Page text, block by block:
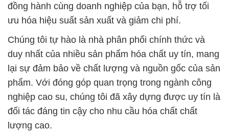
đồng hành cùng doanh nghiệp của bạn, hỗ trợ tối
ưu hóa hiệu suất sản xuất và giảm chi phí.
Chúng tôi tự hào là nhà phân phối chính thức và
duy nhất của nhiều sản phẩm hóa chất uy tín, mang
lại sự đảm bảo về chất lượng và nguồn gốc của sản
phẩm. Với đóng góp quan trọng trong ngành công
nghiệp cao su, chúng tôi đã xây dựng được uy tín là
đối tác đáng tin cậy cho nhu cầu hóa chất chất
lượng cao.